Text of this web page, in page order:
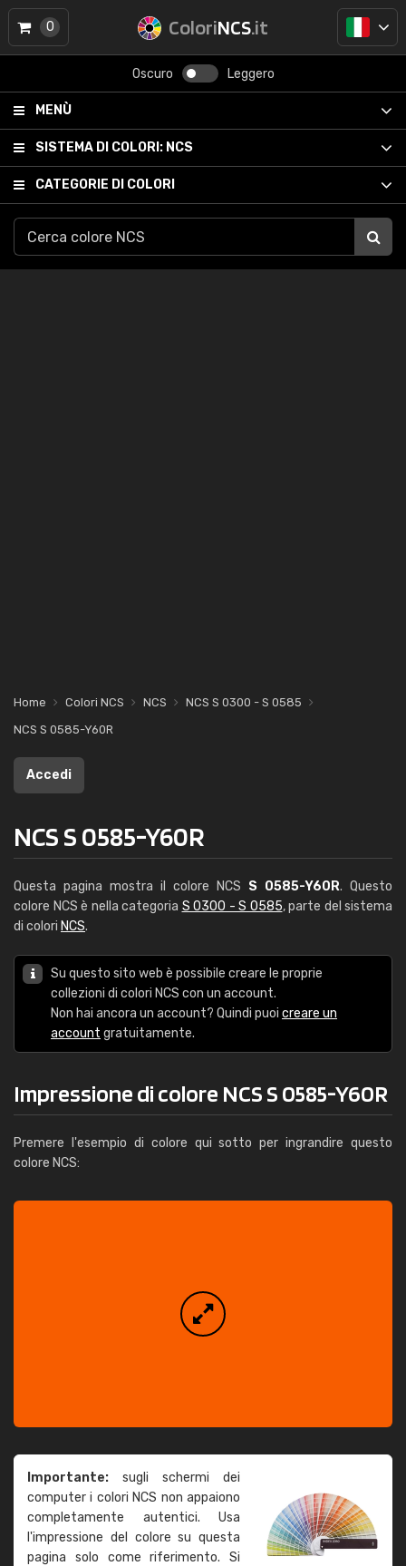
ColoriNCS.it
Oscuro Leggero
MENÙ
SISTEMA DI COLORI: NCS
CATEGORIE DI COLORI
0
Home Colori NCS NCS
NCS S 0300 - S 0585
NCS S 0585-Y60R
Accedi
NCS S 0585-Y60R
Questa pagina mostra il colore NCS S 0585-Y60R. Questo
colore NCS è nella categoria S 0300 - S 0585, parte del sistema
di colori NCS.
Su questo sito web è possibile creare le proprie
collezioni di colori NCS con un account.
Non hai ancora un account? Quindi puoi creare un
account gratuitamente.
Impressione di colore NCS S 0585-Y60R
Premere l'esempio di colore qui sotto per ingrandire questo
colore NCS:
Importante: sugli schermi dei
computer i colori NCS non appaiono
completamente autentici. Usa
l'impressione del colore su questa
pagina solo come riferimento. Si